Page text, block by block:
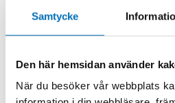
Samtycke
Den här hemsidan använder
När du besöker vår webbplats
Relaterat